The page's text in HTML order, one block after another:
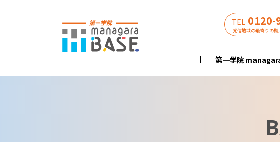
第一学院
TEL 0120-
発信地域の最寄りの